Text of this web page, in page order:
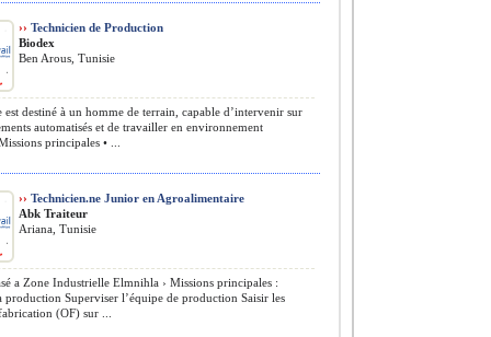
›› Technicien de Production
Biodex
Ben Arous, Tunisie
est destiné à un homme de terrain, capable d’intervenir sur
automatisés et de travailler en environnement
principales • ...
›› Technicien.ne Junior en Agroalimentaire
Abk Traiteur
Ariana, Tunisie
a Zone Industrielle Elmnihla › Missions principales :
production Superviser l’équipe de production Saisir les
(OF) sur ...